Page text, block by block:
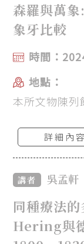
森羅與萬
象牙比較
時間：
地點：
本所文物陳列
詳細內容
講者 吳孟軒
同種療法
Hering與